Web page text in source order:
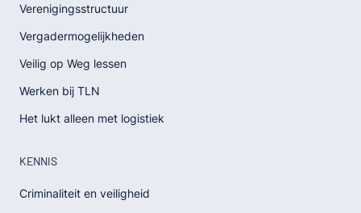
Verenigingsstructuur
Vergadermogelijkheden
Veilig op Weg lessen
Werken bij TLN
Het lukt alleen met logistiek
KENNIS
Criminaliteit en veiligheid